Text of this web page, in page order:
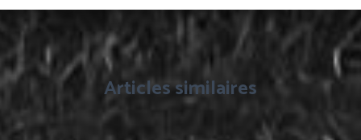
Articles similaires